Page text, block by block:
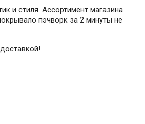
и стиля. Ассортимент магазина
пэчворк за 2 минуты не